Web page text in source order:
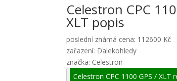
Celestron CPC
XLT popis
poslední známá cena: 112600 Kč
zařazení: Dalekohledy
značka: Celestron
Celestron CPC 1100 GPS / XLT